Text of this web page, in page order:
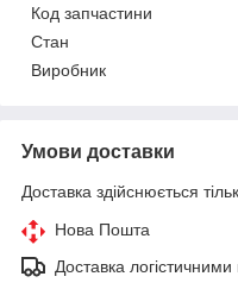
Код запчастини
Стан
Виробник
Умови доставки
Доставка здійснюється
Нова Пошта
Доставка